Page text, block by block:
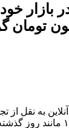
بازار
۲۷ میلیون
به نقل از
امروز ۲۲ اسفند ۱۴۰۳